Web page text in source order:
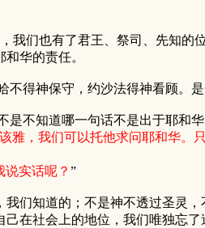
也有了君王、祭司、先知的
华的责任。
得神保守，约沙法得神看顾。是
不知道哪一句话不是出于耶和华
雅，我们可以托他求问耶和华。
实话呢？ ”
知道的；不是神不透过圣灵
在社会上的地位，我们唯独忘